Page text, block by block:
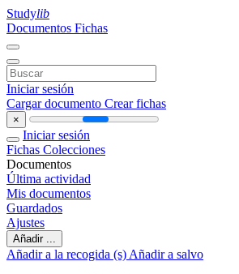
Studylib
Documentos Fichas
Iniciar sesión
Cargar documento Crear fichas
×
Iniciar sesión
Fichas Colecciones
Documentos
Última actividad
Mis documentos
Guardados
Ajustes
Añadir ...
Añadir a la recogida (s) Añadir a salvo